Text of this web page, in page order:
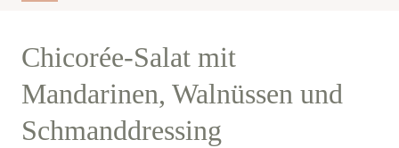
Chicorée-Salat mit
Mandarinen, Walnüssen und
Schmanddressing